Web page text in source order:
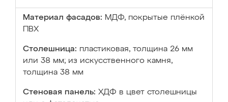
Материал фасадов: МДФ, покрытые плёнкой
ПВХ
Столешница: пластиковая, толщина 26 мм
или 38 мм; из искусственного камня,
толщина 38 мм
Стеновая панель: ХДФ в цвет столешницы